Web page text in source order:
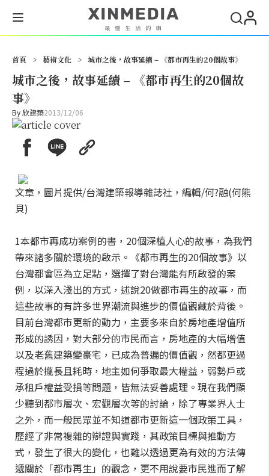
首頁 > 藝術文化 > 城市之後，故事延續 – 《都市再生的20個故事》
城市之後，故事延續 – 《都市再生的20個故
事》
By欣建築2013/12/06
文章，圖片提供/台灣建築報導雜誌社，編輯/何?融(何熊
貝)
1本都市再成功案例的書，20個深植人心的故事，為我們
帶來諸多關於環境的啟示。《都市再生的20個故事》以
台灣都會區為立足點，選擇了對台灣能有所啟發的案
例，以深入淺出的方式，述說20做都市再生的故事，而
這些故事的有許多世界潮流與進步的價值觀藏於背後。
目前台灣都市更新的動力，主要多來自於房地產增值所
形成的誘因，對大部分的市民而言，房地產的大幅增值
以及老舊建築變豪宅，已成為普遍的價值觀，然都更過
程過於攏長且耗時，地主如何爭取最大權益，弱勢戶或
承租戶權益受損等問題，皆無法妥善處理。現在我們顯
少聽到都市層次、宏觀層次等的討論，除了專業界人士
之外，而一般民眾並不知道都市更新這一個政策工具，
歷經了非常複雜的辯證與實踐，其政策目標與推動方
式，發生了很大的變化，也難以透過更為有效的方法傳
遞關於「都市再生」的觀念，更不用說要市民進而了解